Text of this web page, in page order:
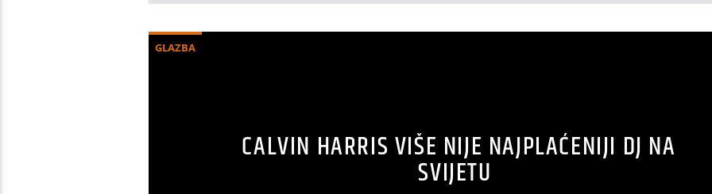
GLAZBA
CALVIN HARRIS VIŠE NIJE NAJPLAĆENIJI DJ NA
SVIJETU